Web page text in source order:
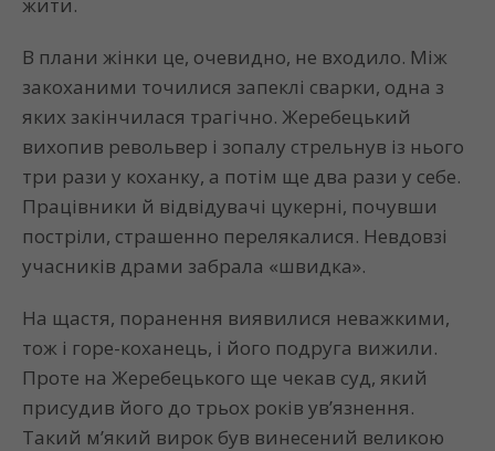
В плани жінки це, очевидно, не входило. Між
закоханими точилися запеклі сварки, одна з
яких закінчилася трагічно. Жеребецький
вихопив револьвер і зопалу стрельнув із нього
три рази у коханку, а потім ще два рази у себе.
Працівники й відвідувачі цукерні, почувши
постріли, страшенно перелякалися. Невдовзі
учасників драми забрала «швидка».
На щастя, поранення виявилися неважкими,
тож і горе-коханець, і його подруга вижили.
Проте на Жеребецького ще чекав суд, який
присудив його до трьох років ув’язнення.
Такий м’який вирок був винесений великою